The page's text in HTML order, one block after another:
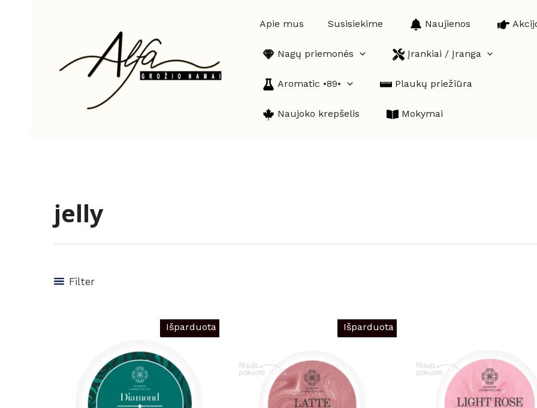
Apie mus Susisiekime Naujienos
Nagų priemonės Įrankiai / Įranga
Aromatic •89• Plaukų priežiūra
Naujoko krepšelis Mokymai
jelly
Filter
Išparduota Išparduota